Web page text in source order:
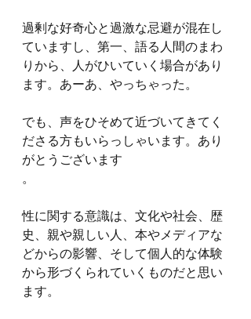
過剰な好奇心と過激な忌避が混在し
ていますし、第一、語る人間のまわ
りから、人がひいていく場合があり
ます。あーあ、やっちゃった。
でも、声をひそめて近づいてきてく
ださる方もいらっしゃいます。あり
がとうございます
。
性に関する意識は、文化や社会、歴
史、親や親しい人、本やメディアな
どからの影響、そして個人的な体験
から形づくられていくものだと思い
ます。